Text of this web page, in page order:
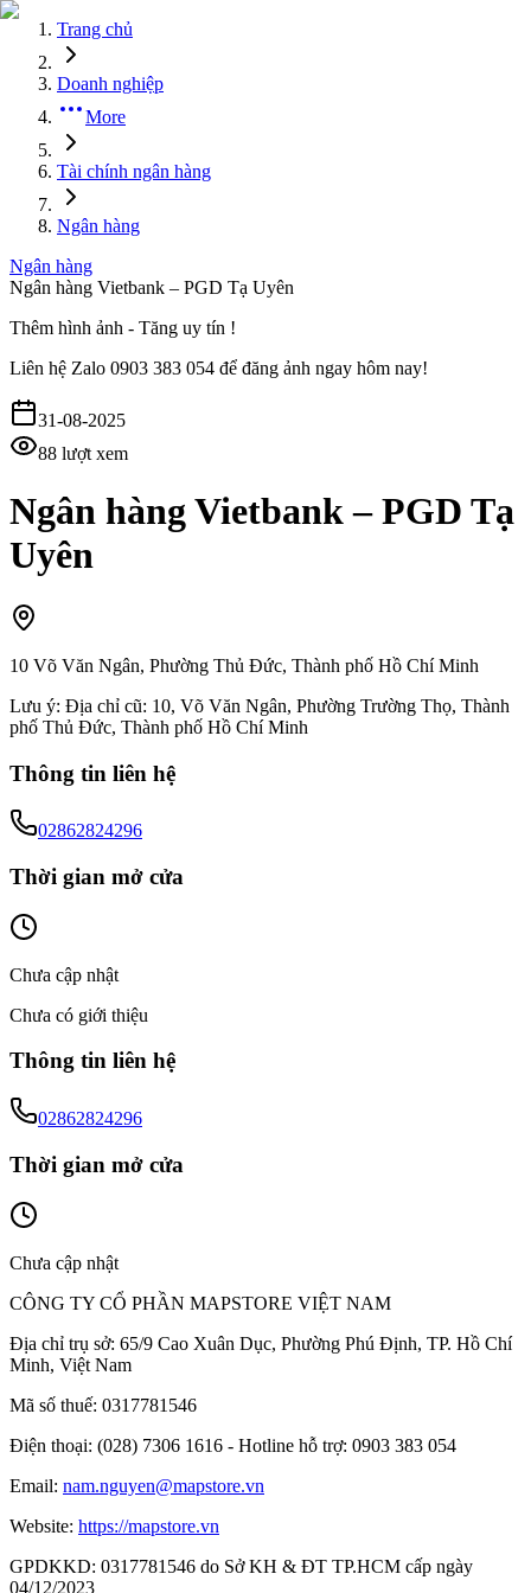
Trang chủ
Doanh nghiệp
More
Tài chính ngân hàng
Ngân hàng
Ngân hàng
Ngân hàng Vietbank – PGD Tạ Uyên
Thêm hình ảnh - Tăng uy tín !
Liên hệ Zalo 0903 383 054 để đăng ảnh ngay hôm nay!
31-08-2025
88 lượt xem
Ngân hàng Vietbank – PGD Tạ
Uyên
10 Võ Văn Ngân, Phường Thủ Đức, Thành phố Hồ Chí Minh
Lưu ý: Địa chỉ cũ: 10, Võ Văn Ngân, Phường Trường Thọ, Thành
phố Thủ Đức, Thành phố Hồ Chí Minh
Thông tin liên hệ
02862824296
Thời gian mở cửa
Chưa cập nhật
Chưa có giới thiệu
Thông tin liên hệ
02862824296
Thời gian mở cửa
Chưa cập nhật
CÔNG TY CỔ PHẦN MAPSTORE VIỆT NAM
Địa chỉ trụ sở: 65/9 Cao Xuân Dục, Phường Phú Định, TP. Hồ Chí
Minh, Việt Nam
Mã số thuế: 0317781546
Điện thoại: (028) 7306 1616 - Hotline hỗ trợ: 0903 383 054
Email: nam.nguyen@mapstore.vn
Website: https://mapstore.vn
GPDKKD: 0317781546 do Sở KH & ĐT TP.HCM cấp ngày
04/12/2023